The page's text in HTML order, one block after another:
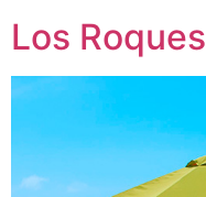
Los Roques